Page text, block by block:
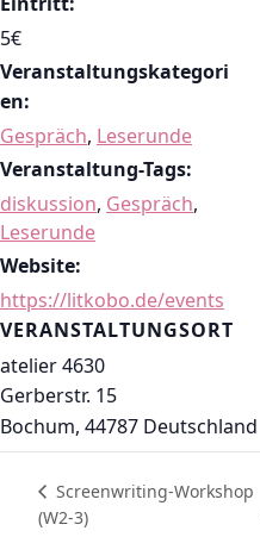
5€
Veranstaltungskategori
en:
Gespräch, Leserunde
Veranstaltung-Tags:
diskussion, Gespräch,
Leserunde
Website:
https://litkobo.de/events
VERANSTALTUNGSORT
atelier 4630
Gerberstr. 15
Bochum, 44787 Deutschland
Screenwriting-Workshop
(W2-3)